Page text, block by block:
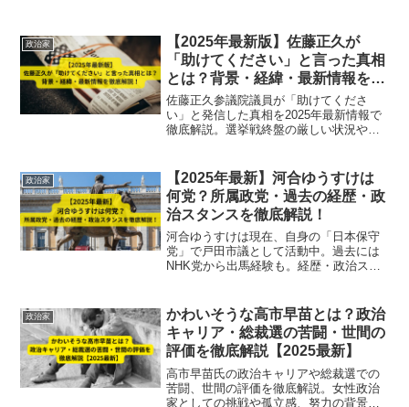
政治家
【2025年最新版】佐藤正久が
「助けてください」と言った真相
とは？背景・経緯・最新情報を徹
底解説！
佐藤正久参議院議員が「助けてくださ
い」と発信した真相を2025年最新情報で
徹底解説。選挙戦終盤の厳しい状況や外
政治家
【2025年最新】河合ゆうすけは
何党？所属政党・過去の経歴・政
治スタンスを徹底解説！
河合ゆうすけは現在、自身の「日本保守
党」で戸田市議として活動中。過去には
NHK党から出馬経験も。経歴・政治スタ
政治家
かわいそうな高市早苗とは？政治
キャリア・総裁選の苦闘・世間の
評価を徹底解説【2025最新】
高市早苗氏の政治キャリアや総裁選での
苦闘、世間の評価を徹底解説。女性政治
家としての挑戦や孤立感、努力の背景ま